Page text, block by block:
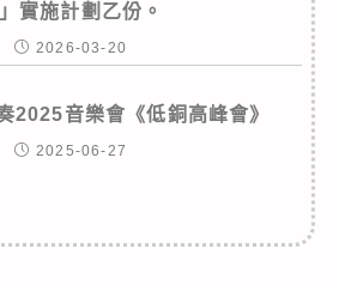
實施計劃乙份。
2026-03-20
2025音樂會《低銅高峰會》
2025-06-27